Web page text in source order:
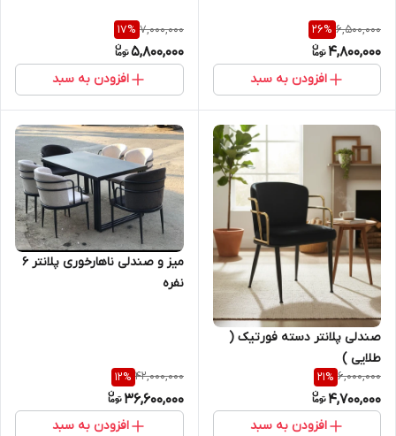
6,500,000
26%
4,800,000
افزودن به سبد
7,000,000
17%
5,800,000
افزودن به سبد
صندلی پلانتر دسته فورتیک (
طلایی )
6,000,000
21%
4,700,000
افزودن به سبد
میز و صندلی ناهارخوری پلانتر ۶
نفره
42,000,000
12%
36,600,000
افزودن به سبد